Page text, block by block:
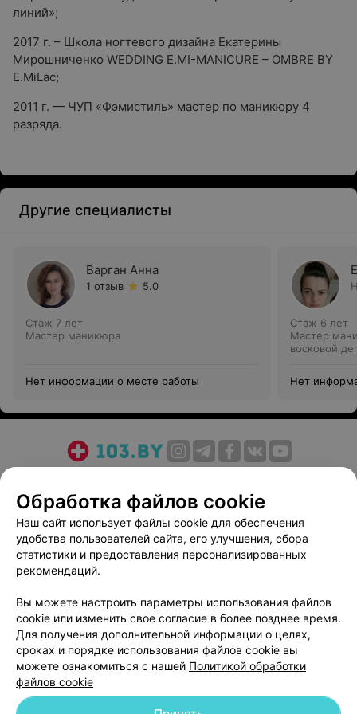
линий»;
2017 г. – Школа ногтевого дизайна Екатерины
Мирошниченко WEDDING E.MI-MANICURE – OMBRE BY
E.MiLac;
2011 г. — ЧУП «Фэмистиль» мастер по маникюру 4
разряда.
Другие специалисты
Варган Анна
1 отзыв 5.0
Стаж 7 лет
Мастер маникюра
Нет информации о месте работы
Стаж 6 лет
Мастер
восковой
Нет
Медицинский маркетинг
Публичный договор
Пользовательское соглашение
Способы оплаты
Вакансии
Партнеры
Написать руководителю 103.by
Персональные настройки cookie
Обработка персональных данных
Обработка файлов cookie
Наш сайт использует файлы cookie для обеспечения
удобства пользователей сайта, его улучшения, сбора
статистики и предоставления персонализированных
рекомендаций.
Вы можете настроить параметры использования файлов
cookie или изменить свое согласие в более позднее время.
Для получения дополнительной информации о целях,
сроках и порядке использования файлов cookie вы
можете ознакомиться с нашей Политикой обработки
файлов cookie